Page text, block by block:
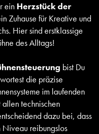
ein Herzstück der
Zuhause für Kreative und
Hier sind erstklassige
des Alltags!
bist Du
die präzise
im laufenden
technischen
dazu bei, dass
Niveau reibungslos